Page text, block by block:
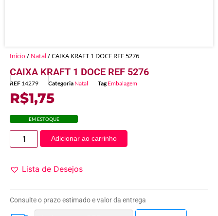
Início / Natal/ CAIXA KRAFT 1 DOCE REF 5276
CAIXA KRAFT 1 DOCE REF 5276
REF 14279 Categoria Natal Tag Embalagem
R$1,75
EM ESTOQUE
Adicionar ao carrinho
Lista de Desejos
Consulte o prazo estimado e valor da entrega